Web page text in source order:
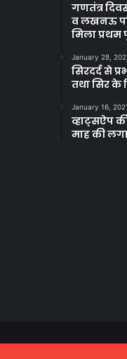
गणतंत्र
व लखनऊ
मिला प्रथम
January 28,
सिरदर्द से
तथा सिर के
January 16,
व्हाट्सऐप
माह की
© Copyright